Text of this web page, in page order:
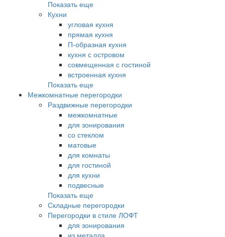
Показать еще
Кухни
угловая кухня
прямая кухня
П-образная кухня
кухня с островом
совмещенная с гостиной
встроенная кухня
Показать еще
Межкомнатные перегородки
Раздвижные перегородки
межкомнатные
для зонирования
со стеклом
матовые
для комнаты
для гостиной
для кухни
подвесные
Показать еще
Складные перегородки
Перегородки в стиле ЛОФТ
для зонирования
из металла